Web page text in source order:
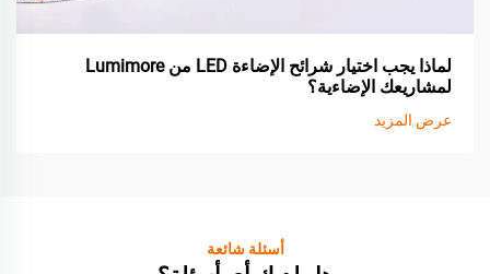
لماذا يجب اختيار شرائح الإضاءة LED من Lumimore
لمشاريعك الإضاءية؟
عرض المزيد
أسئلة شائعة